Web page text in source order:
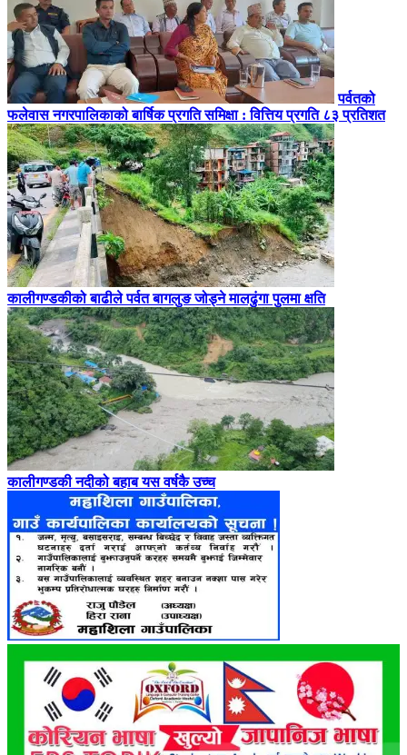
पर्वतको
फलेवास नगरपालिकाको बार्षिक प्रगति समिक्षा : वित्तिय प्रगति ८३ प्रतिशत
कालीगण्डकीको बाढीले पर्वत बागलुङ जोड्ने मालढुंगा पुलमा क्षति
कालीगण्डकी नदीको बहाब यस वर्षकै उच्च